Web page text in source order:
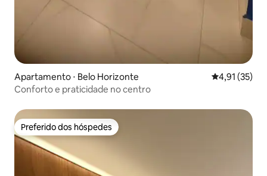
Apartamento ⋅ Belo Horizonte 4,91 de uma
4,91 (35)
Conforto e praticidade no centro
Preferido dos hóspedes
Preferido dos hóspedes